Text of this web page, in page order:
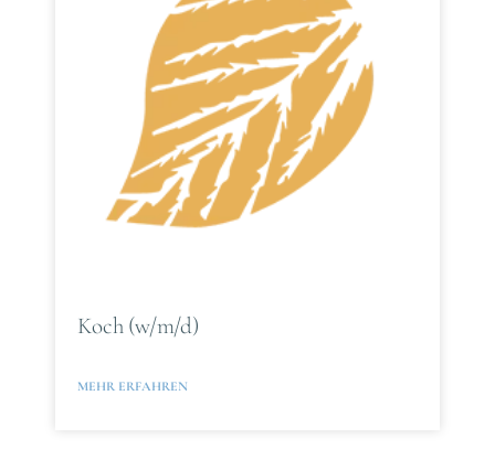
Koch (w/m/d)
MEHR ERFAHREN